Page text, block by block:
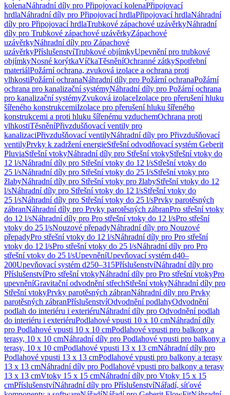
kolenaNáhradní díly pro Připojovací kolenaPřipojovací
hrdlaNáhradní díly pro Připojovací hrdlaPřipojovací hrdlaNáhradní
díly pro Připojovací hrdlaTrubkové zápachové uzávěrkyNáhradní
díly pro Trubkové zápachové uzávěrkyZápachové
uzávěrkyNáhradní díly pro Zápachové
uzávěrkyPříslušenstvíTrubkové objímkyUpevnění pro trubkové
objímkyNosné korýtkaVíčkaTěsněníOchranné zátkySpotřební
materiálPožární ochrana, zvuková izolace a ochrana proti
vlhkostiPožární ochranaNáhradní díly pro Požární ochranaPožární
ochrana pro kanalizační systémyNáhradní díly pro Požární ochrana
pro kanalizační systémyZvuková izolaceIzolace pro přerušení hluku
šířeného konstrukcemiIzolace pro přerušení hluku šířeného
konstrukcemi a proti hluku šířenému vzduchemOchrana proti
vlhkostiTěsněníPřivzdušňovací ventily pro
kanalizaciPřivzdušňovací ventilyNáhradní díly pro Přivzdušňovací
ventilyPrvky k zadržení energieStřešní odvodňovací systém Geberit
PluviaStřešní vtokyNáhradní díly pro Střešní vtokyStřešní vtoky do
12 l/sNáhradní díly pro Střešní vtoky do 12 l/sStřešní vtoky do
25 l/sNáhradní díly pro Střešní vtoky do 25 l/sStřešní vtoky pro
žlabyNáhradní díly pro Střešní vtoky pro žlabyStřešní vtoky do 12
l/sNáhradní díly pro Střešní vtoky do 12 l/sStřešní vtoky do
25 l/sNáhradní díly pro Střešní vtoky do 25 l/sPrvky parotěsných
zábranNáhradní díly pro Prvky parotěsných zábranPro střešní vtoky
do 12 l/sNáhradní díly pro Pro střešní vtoky do 12 l/sPro střešní
vtoky do 25 l/sNouzové přepadyNáhradní díly pro Nouzové
přepadyPro střešní vtoky do 12 l/sNáhradní díly pro Pro střešní
vtoky do 12 l/sPro střešní vtoky do 25 l/sNáhradní díly pro Pro
střešní vtoky do 25 l/sUpevněníUpevňovací systém d40–
200Upevňovací systém d250–315PříslušenstvíNáhradní díly pro
PříslušenstvíPro střešní vtokyNáhradní díly pro Pro střešní vtokyPro
upevněníGravitační odvodnění střechStřešní vtokyNáhradní díly pro
Střešní vtokyPrvky parotěsných zábranNáhradní díly pro Prvky
parotěsných zábranPříslušenstvíOdvodnění podlahyOdvodnění
podlah do interiéru i exteriéruNáhradní díly pro Odvodnění podlah
do interiéru i exteriéruPodlahové vpusti 10 x 10 cmNáhradní díly
pro Podlahové vpusti 10 x 10 cmPodlahové vpusti pro balkony a
terasy, 10 x 10 cmNáhradní díly pro Podlahové vpusti pro balkony a
terasy, 10 x 10 cmPodlahové vpusti 13 x 13 cmNáhradní díly pro
Podlahové vpusti 13 x 13 cmPodlahové vpusti pro balkony a terasy
13 x 13 cmNáhradní díly pro Podlahové vpusti pro balkony a terasy
13 x 13 cmVtoky 15 x 15 cmNáhradní díly pro Vtoky 15 x 15
cmPříslušenstvíNáhradní díly pro PříslušenstvíNářadí, síťové